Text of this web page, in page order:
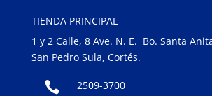
TIENDA PRINCIPAL
1 y 2 Calle, 8 Ave. N. E. Bo. Santa
San Pedro Sula, Cortés.
 2509-3700